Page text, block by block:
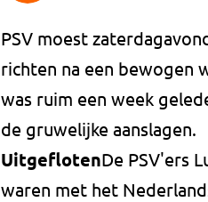
PSV moest
richten na een bewogen
was ruim een week
de gruwelijke aanslagen.
UitgeflotenDe PSV'ers
waren met het